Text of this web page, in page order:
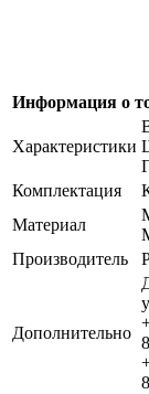
Информация о
Характеристики
Комплектация
Материал
Производитель
Дополнительно